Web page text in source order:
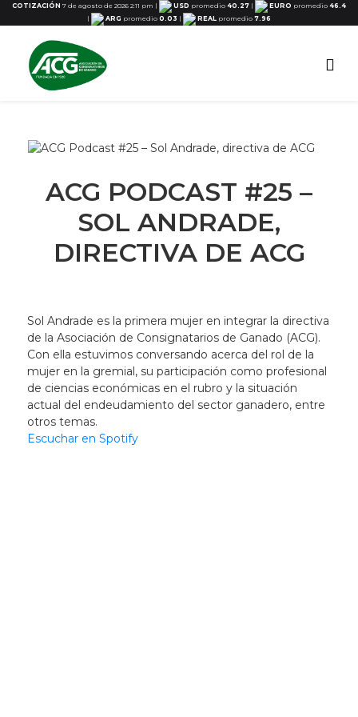
COTIZACIÓN 7 de agosto de 2026 2:11 pm | USD promedio 40.27 | EURO promedio 46.4
|
ARG promedio 0.03 | REAL promedio 7.96
ACG PODCAST #25 –
SOL ANDRADE,
DIRECTIVA DE ACG
Sol Andrade es la primera mujer en integrar la directiva
de la Asociación de Consignatarios de Ganado (ACG).
Con ella estuvimos conversando acerca del rol de la
mujer en la gremial, su participación como profesional
de ciencias económicas en el rubro y la situación
actual del endeudamiento del sector ganadero, entre
otros temas.
Escuchar en Spotify